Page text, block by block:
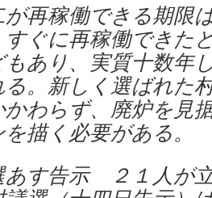
が再稼働できる期限
すぐに再稼働できた
もあり、実質十数年
る。新しく選ばれた
かわらず、廃炉を見
描く必要がある。
す告示 ２１人が